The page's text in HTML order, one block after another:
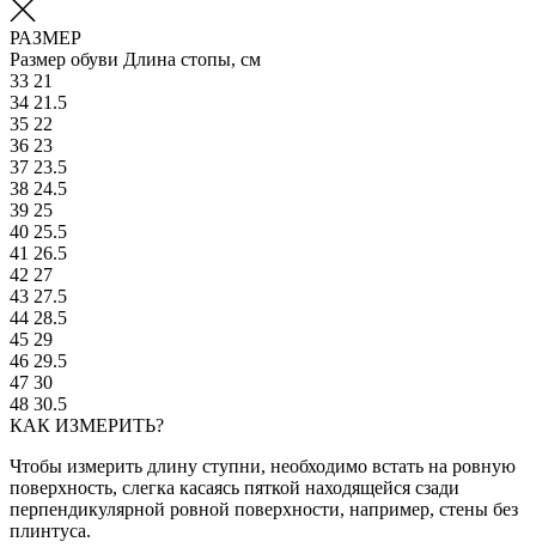
РАЗМЕР
Размер обуви Длина стопы, см
33 21
34 21.5
35 22
36 23
37 23.5
38 24.5
39 25
40 25.5
41 26.5
42 27
43 27.5
44 28.5
45 29
46 29.5
47 30
48 30.5
КАК ИЗМЕРИТЬ?
Чтобы измерить длину ступни, необходимо встать на ровную
поверхность, слегка касаясь пяткой находящейся сзади
перпендикулярной ровной поверхности, например, стены без
плинтуса.